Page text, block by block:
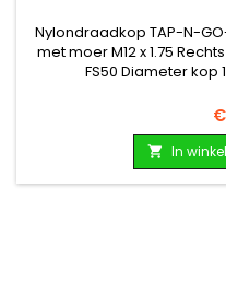
Nylondraadkop TAP-N-
met moer M12 x 1.75
FS50 Diameter
 In